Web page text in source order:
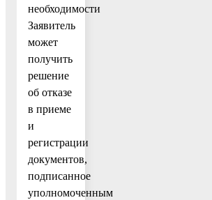
необходимости
Заявитель
может
получить
решение
об отказе
в приеме
и
регистрации
документов,
подписанное
уполномоченным